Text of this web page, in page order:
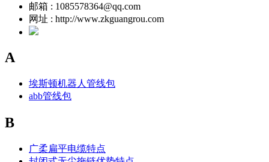
邮箱 : 1085578364@qq.com
网址 : http://www.zkguangrou.com
A
埃斯顿机器人管线包
abb管线包
B
广柔扁平电缆特点